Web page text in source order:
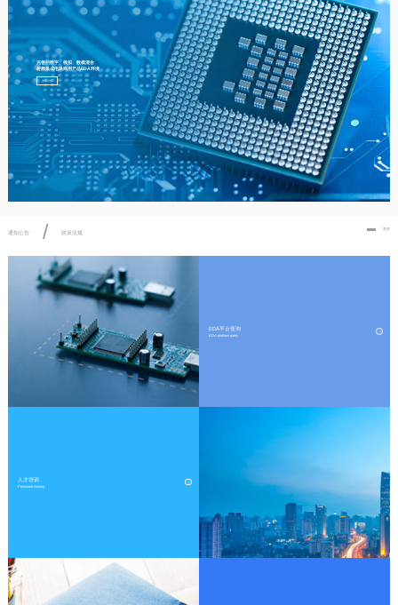
完善的数字、模拟、数模混合
射频集成电路商用产品EDA环境
查看详情
通知公告 / 政策法规
更多
EDA平台查询
EDA platform query
人才培训
Personnel training